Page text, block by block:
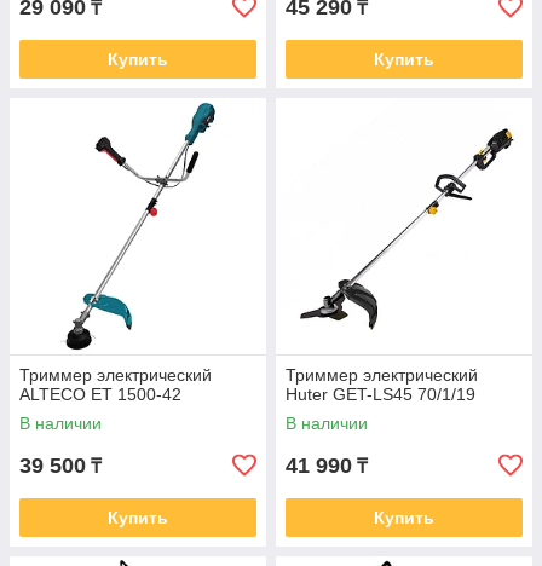
29 090 ₸
Купить
45 290 ₸
Купить
Триммер электрический
ALTECO ET 1500-42
В наличии
39 500 ₸
Купить
Триммер электрический
Huter GET-LS45 70/1/19
В наличии
41 990 ₸
Купить